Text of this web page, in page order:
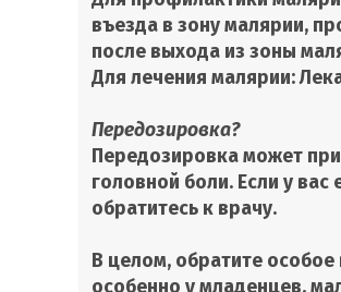
въезда в зону малярии,
после выхода из зоны
Для лечения малярии:
Передозировка?
Передозировка может
головной боли. Если у
обратитесь к врачу.
В целом, обратите
особенно у младенцев,